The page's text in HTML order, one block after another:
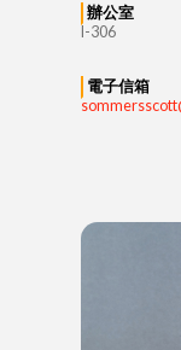
辦公室
I-306
電子信箱